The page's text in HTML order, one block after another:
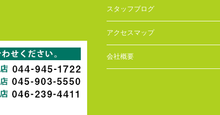
スタッフブログ
アクセスマップ
会社概要